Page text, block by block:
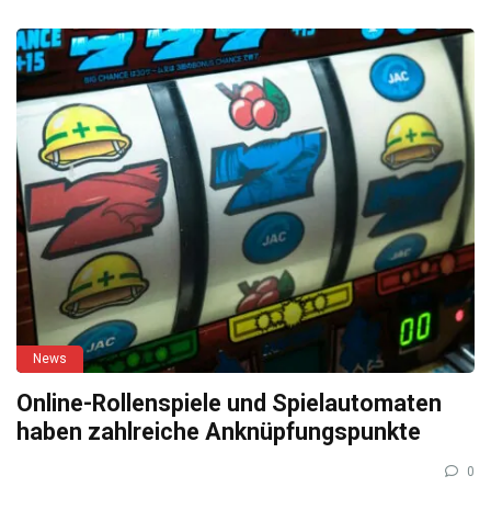
News
Online-Rollenspiele und Spielautomaten
haben zahlreiche Anknüpfungspunkte
0